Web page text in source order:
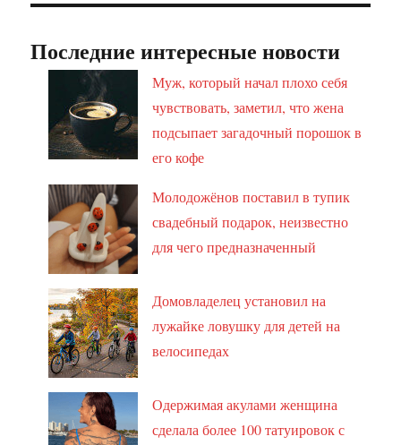
Последние интересные новости
Муж, который начал плохо себя
чувствовать, заметил, что жена
подсыпает загадочный порошок в
его кофе
Молодожёнов поставил в тупик
свадебный подарок, неизвестно
для чего предназначенный
Домовладелец установил на
лужайке ловушку для детей на
велосипедах
Одержимая акулами женщина
сделала более 100 татуировок с